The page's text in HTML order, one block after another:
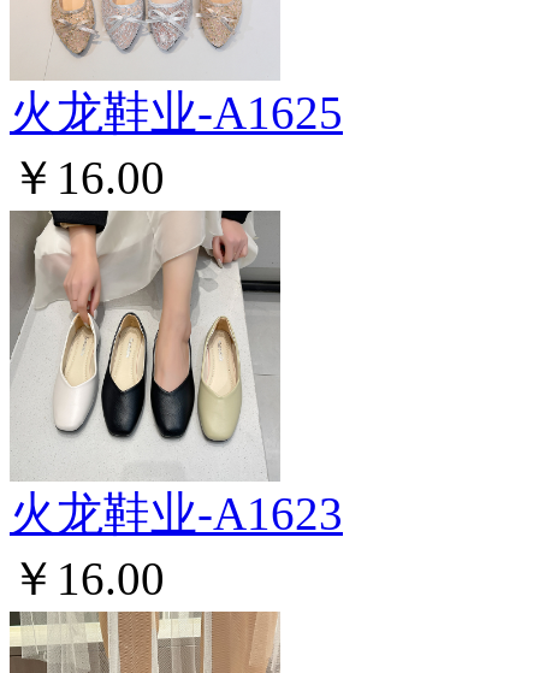
火龙鞋业-A1625
￥16.00
火龙鞋业-A1623
￥16.00